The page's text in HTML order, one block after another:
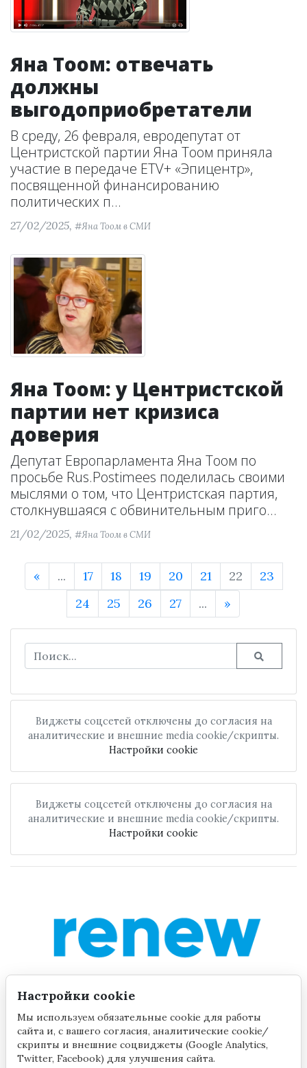
Яна Тоом: отвечать
должны
выгодоприобретатели
В среду, 26 февраля, евродепутат от
Центристской партии Яна Тоом приняла
участие в передаче ETV+ «Эпицентр»,
посвященной финансированию
политических п...
27/02/2025, #Яна Тоом в СМИ
Яна Тоом: у Центристской
партии нет кризиса
доверия
Депутат Европарламента Яна Тоом по
просьбе Rus.Postimees поделилась своими
мыслями о том, что Центристская партия,
столкнувшаяся с обвинительным приго...
21/02/2025, #Яна Тоом в СМИ
« ... 17 18 19 20 21 22
23
24
25 26 27 ... »
Виджеты соцсетей отключены до согласия на
аналитические и внешние media cookie/скрипты.
Настройки cookie
Виджеты соцсетей отключены до согласия на
аналитические и внешние media cookie/скрипты.
Настройки cookie
Настройки cookie
Мы используем обязательные cookie для работы
сайта и, с вашего согласия, аналитические cookie/
скрипты и внешние соцвиджеты (Google Analytics,
Twitter, Facebook) для улучшения сайта.